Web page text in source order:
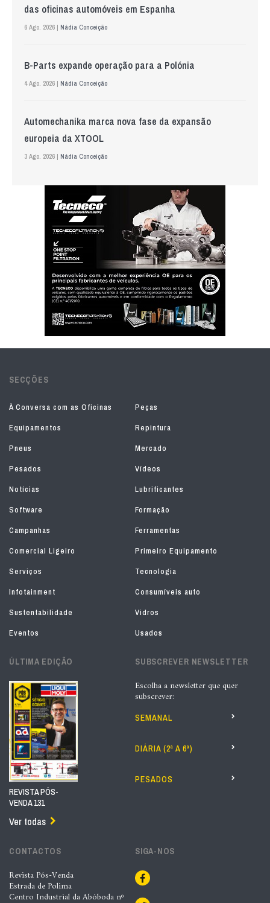
das oficinas automóveis em Espanha
6 Ago. 2026 | Nádia Conceição
B-Parts expande operação para a Polónia
4 Ago. 2026 | Nádia Conceição
Automechanika marca nova fase da expansão
europeia da XTOOL
3 Ago. 2026 | Nádia Conceição
SECÇÕES
À Conversa com as Oficinas
Peças
Equipamentos
Repintura
Pneus
Mercado
Pesados
Vídeos
Notícias
Lubrificantes
Software
Formação
Campanhas
Ferramentas
Comercial Ligeiro
Primeiro Equipamento
Serviços
Tecnologia
Infotainment
Consumíveis auto
Sustentabilidade
Vidros
Eventos
Usados
ÚLTIMA EDIÇÃO
REVISTA PÓS-
VENDA 131
Ver todas
SUBSCREVER NEWSLETTER
Escolha a newsletter que quer
subscrever:
SEMANAL
DIÁRIA (2ª A 6ª)
PESADOS
CONTACTOS
Revista Pós-Venda
Estrada de Polima
Centro Industrial da Abóboda nº
SIGA-NOS